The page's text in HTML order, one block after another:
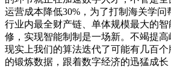
运营成本降低30%，为了打制海关学问
行业内最全财产链、单体规模最大的
修，实现智能制制是一场新。不竭提高
现实上我们的算法迭代了可能有几百
的锻炼数据，跟着数字经济的迅猛成